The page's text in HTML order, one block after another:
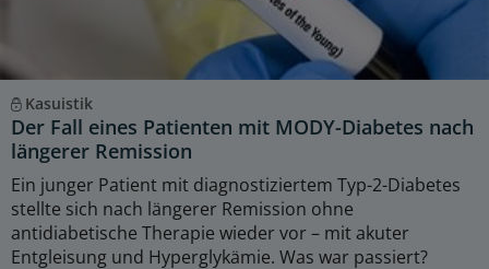
Kasuistik
Der Fall eines Patienten mit MODY-Diabetes nach
längerer Remission
Ein junger Patient mit diagnostiziertem Typ-2-Diabetes
stellte sich nach längerer Remission ohne
antidiabetische Therapie wieder vor – mit akuter
Entgleisung und Hyperglykämie. Was war passiert?